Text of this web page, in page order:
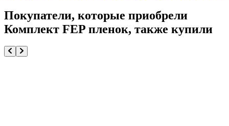
Покупатели, которые приобрели
Комплект FEP пленок, также купили